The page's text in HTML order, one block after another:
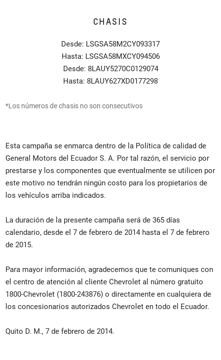
CHASIS
Desde: LSGSA58M2CY093317
Hasta: LSGSA58MXCY094506
Desde: 8LAUY5270C0129074
Hasta: 8LAUY627XD0177298
*Los números de chasis no son consecutivos
Esta campaña se enmarca dentro de la Política de calidad de
General Motors del Ecuador S. A. Por tal razón, el servicio por
prestarse y los componentes que eventualmente se utilicen por
este motivo no tendrán ningún costo para los propietarios de
los vehículos arriba indicados.
La duración de la presente campaña será de 365 días
calendario, desde el 7 de febrero de 2014 hasta el 7 de febrero
de 2015.
Para mayor información, agradecemos que te comuniques con
el centro de atención al cliente Chevrolet al número gratuito
1800-Chevrolet (1800-243876) o directamente en cualquiera de
los concesionarios autorizados Chevrolet en todo el Ecuador.
Quito D. M., 7 de febrero de 2014.